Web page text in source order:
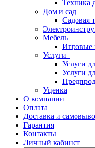
Техника
Дом и сад
Садовая
Мебель
Игровые
Услуги
Услуги
Услуги
Уценка
О компании
Оплата
Доставка и
Гарантия
Контакты
Личный кабинет